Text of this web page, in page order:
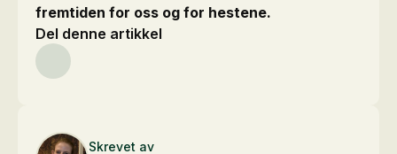
fremtiden for oss og for hestene.
Del denne artikkel
Skrevet av